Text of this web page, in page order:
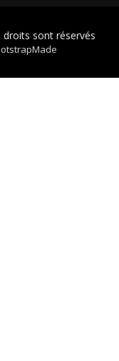
droits sont réservés